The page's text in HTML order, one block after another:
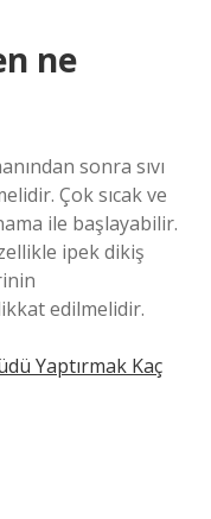
ne
sonra sıvı
Çok sıcak ve
ile başlayabilir.
ipek dikiş
edilmelidir.
Yaptırmak Kaç